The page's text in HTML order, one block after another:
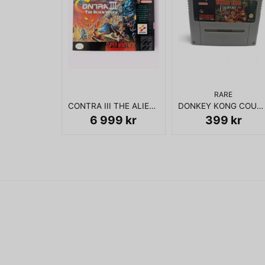
CONTRA III THE ALIEN WARS SNES NTSC USA
6 999 kr
RARE
DONKEY KONG COUNTRY SNES SCN
399 kr